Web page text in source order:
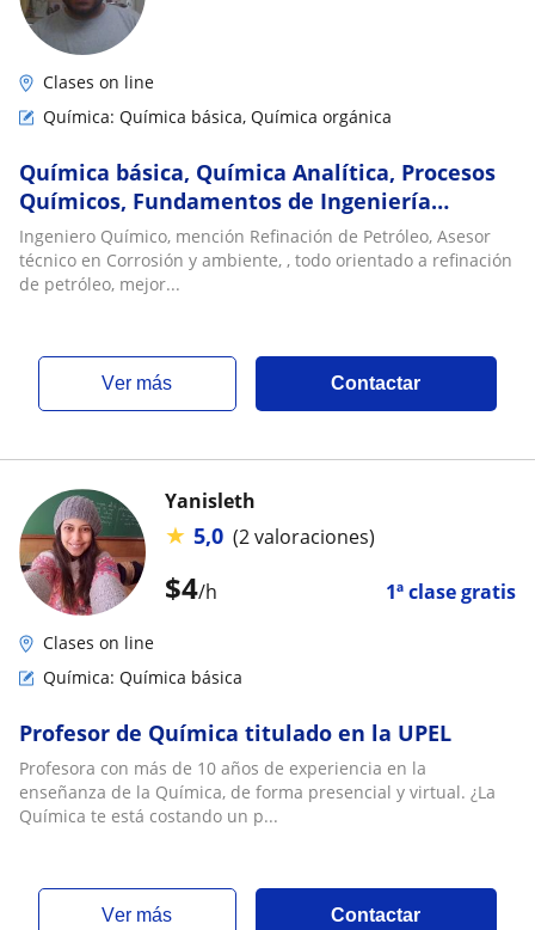
Clases on line
Química: Química básica, Química orgánica
Química básica, Química Analítica, Procesos
Químicos, Fundamentos de Ingeniería
Química
Ingeniero Químico, mención Refinación de Petróleo, Asesor
técnico en Corrosión y ambiente, , todo orientado a refinación
de petróleo, mejor...
ver más Contactar
$4/h 1ª clase gratis
Yanisleth
★ 5,0 (2 valoraciones)
Clases on line
Química: Química básica
Profesor de Química titulado en la UPEL
Profesora con más de 10 años de experiencia en la
enseñanza de la Química, de forma presencial y virtual. ¿La
Química te está costando un p...
ver más Contactar